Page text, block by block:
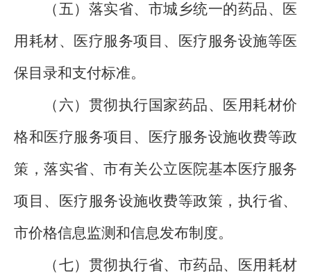
（五）落实省、市城乡统一的药品、医
用耗材、医疗服务项目、医疗服务设施等医
保目录和支付标准。
（六）贯彻执行国家药品、医用耗材价
格和医疗服务项目、医疗服务设施收费等政
策，落实省、市有关公立医院基本医疗服务
项目、医疗服务设施收费等政策，执行省、
市价格信息监测和信息发布制度。
（七）贯彻执行省、市药品、医用耗材